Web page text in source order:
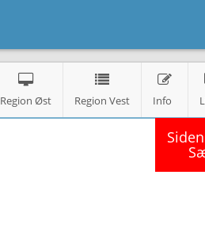
Region Øst Region Vest Info